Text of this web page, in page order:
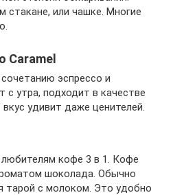
стакане, или чашке. Многие
Caramel
эспрессо и
утра, подходит в качестве
удивит даже ценителей.
кофе 3 в 1. Кофе
шоколада. Обычно
тарой с молоком. Это удобно